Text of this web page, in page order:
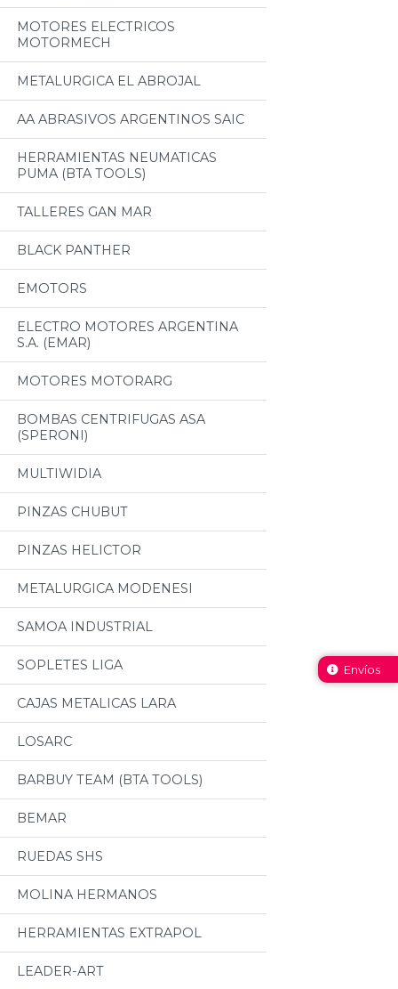
MOTORES ELECTRICOS
MOTORMECH
METALURGICA EL ABROJAL
AA ABRASIVOS ARGENTINOS SAIC
HERRAMIENTAS NEUMATICAS
PUMA (BTA TOOLS)
TALLERES GAN MAR
BLACK PANTHER
EMOTORS
ELECTRO MOTORES ARGENTINA
S.A. (EMAR)
MOTORES MOTORARG
BOMBAS CENTRIFUGAS ASA
(SPERONI)
MULTIWIDIA
PINZAS CHUBUT
PINZAS HELICTOR
METALURGICA MODENESI
SAMOA INDUSTRIAL
SOPLETES LIGA
CAJAS METALICAS LARA
LOSARC
BARBUY TEAM (BTA TOOLS)
BEMAR
RUEDAS SHS
MOLINA HERMANOS
HERRAMIENTAS EXTRAPOL
LEADER-ART
Envíos